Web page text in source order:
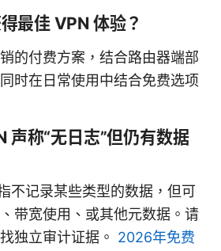
最佳 VPN 体验？
的付费方案，结合路由器端部
时在日常使用中结合免费选项
声称“无日志”但仍有数据
不记录某些类型的数据，但可
带宽使用、或其他元数据。请
独立审计证据。 2026年免费